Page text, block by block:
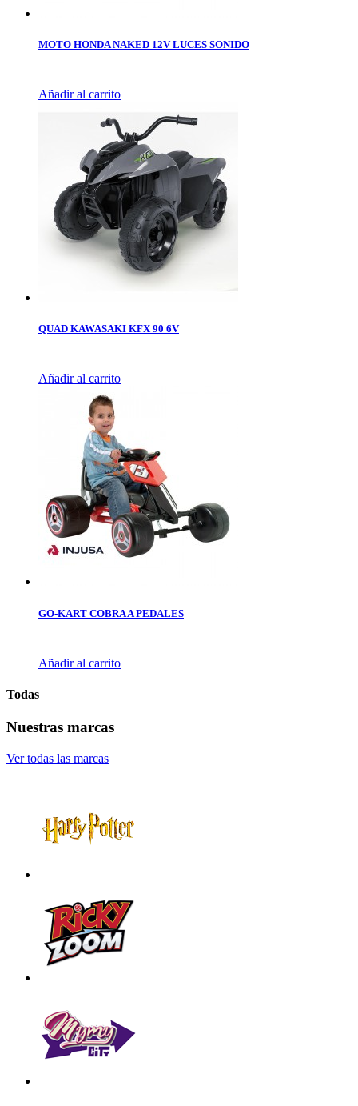
MOTO HONDA NAKED 12V LUCES SONIDO
Añadir al carrito
QUAD KAWASAKI KFX 90 6V
Añadir al carrito
GO-KART COBRA A PEDALES
Añadir al carrito
Todas
Nuestras marcas
Ver todas las marcas